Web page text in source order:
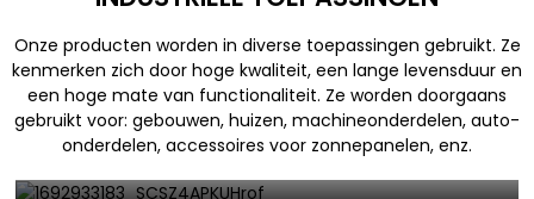
Onze producten worden in diverse toepassingen gebruikt. Ze
kenmerken zich door hoge kwaliteit, een lange levensduur en
een hoge mate van functionaliteit. Ze worden doorgaans
gebruikt voor: gebouwen, huizen, machineonderdelen, auto-
onderdelen, accessoires voor zonnepanelen, enz.